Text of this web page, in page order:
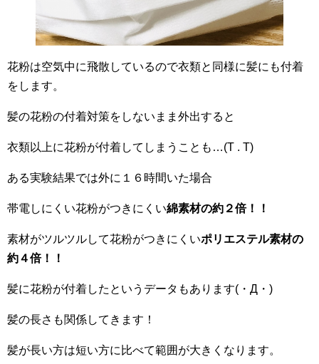
花粉は空気中に飛散しているので衣類と同様に髪にも付着
をします。
髪の花粉の付着対策をしないまま外出すると
衣類以上に花粉が付着してしまうことも…(T . T)
ある実験結果では外に１６時間いた場合
帯電しにくい花粉がつきにくい綿素材の約２倍！！
素材がツルツルして花粉がつきにくいポリエステル素材の
約４倍！！
髪に花粉が付着したというデータもあります(・Д・)
髪の長さも関係してきます！
髪が長い方は短い方に比べて範囲が大きくなります。